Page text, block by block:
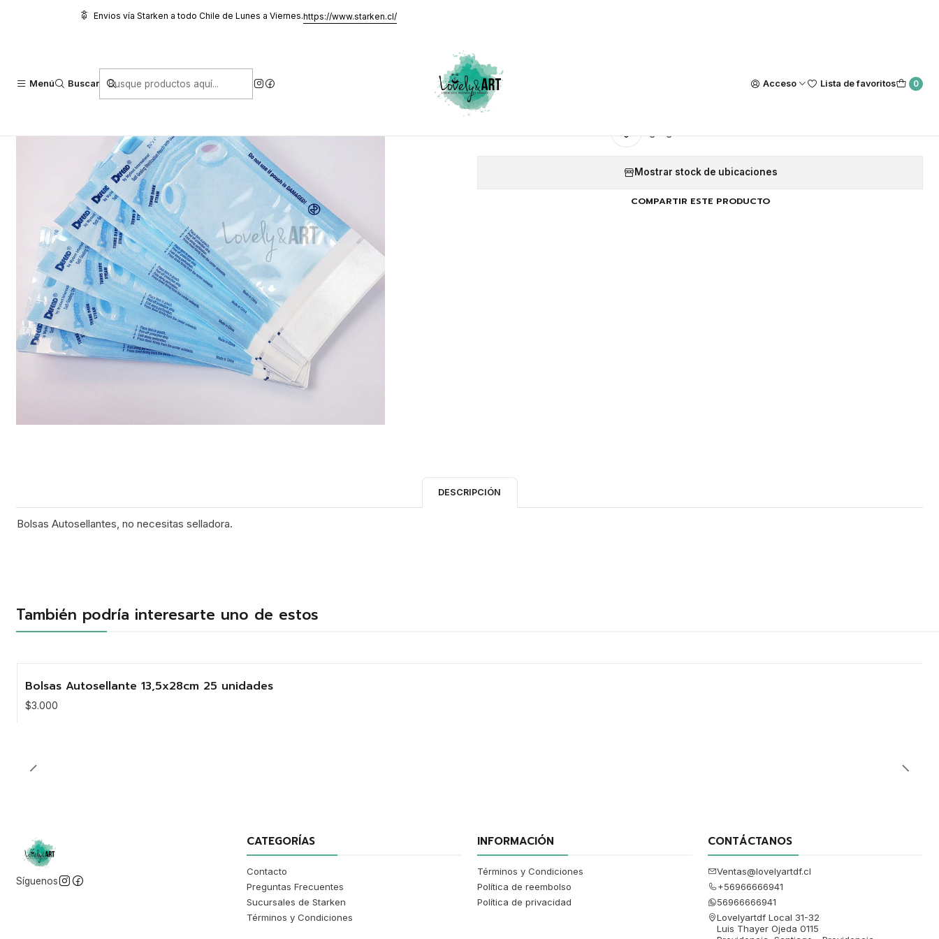
Menú Buscar Acceso Lista de favoritos 0
Envios vía Starken a todo Chile de Lunes a Viernes.https://www.starken.cl/
Higiene y Cuidado Desinfectantes Bolsas Autosellante 5.7x13cm (25 unidades)
Bolsas Autosellante 5.7x13cm (25
unidades)
Mostrar stock de ubicaciones
COMPARTIR ESTE PRODUCTO
DESCRIPCIÓN
Bolsas Autosellantes, no necesitas selladora.
También podría interesarte uno de estos
Bolsas Autosellante 13,5x28cm 25 unidades
$3.000
Síguenos
CATEGORÍAS
Contacto
Preguntas Frecuentes
Sucursales de Starken
Términos y Condiciones
INFORMACIÓN
Términos y Condiciones
Política de reembolso
Política de privacidad
CONTÁCTANOS
Ventas@lovelyartdf.cl
+56966666941
56966666941
Lovelyartdf Local 31-32
Luis Thayer Ojeda 0115